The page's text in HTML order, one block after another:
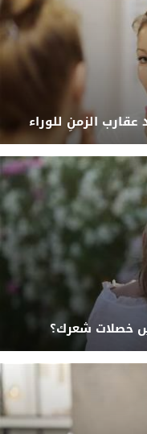
عقارب الزمنِ للوراء
خصلات شعرك؟